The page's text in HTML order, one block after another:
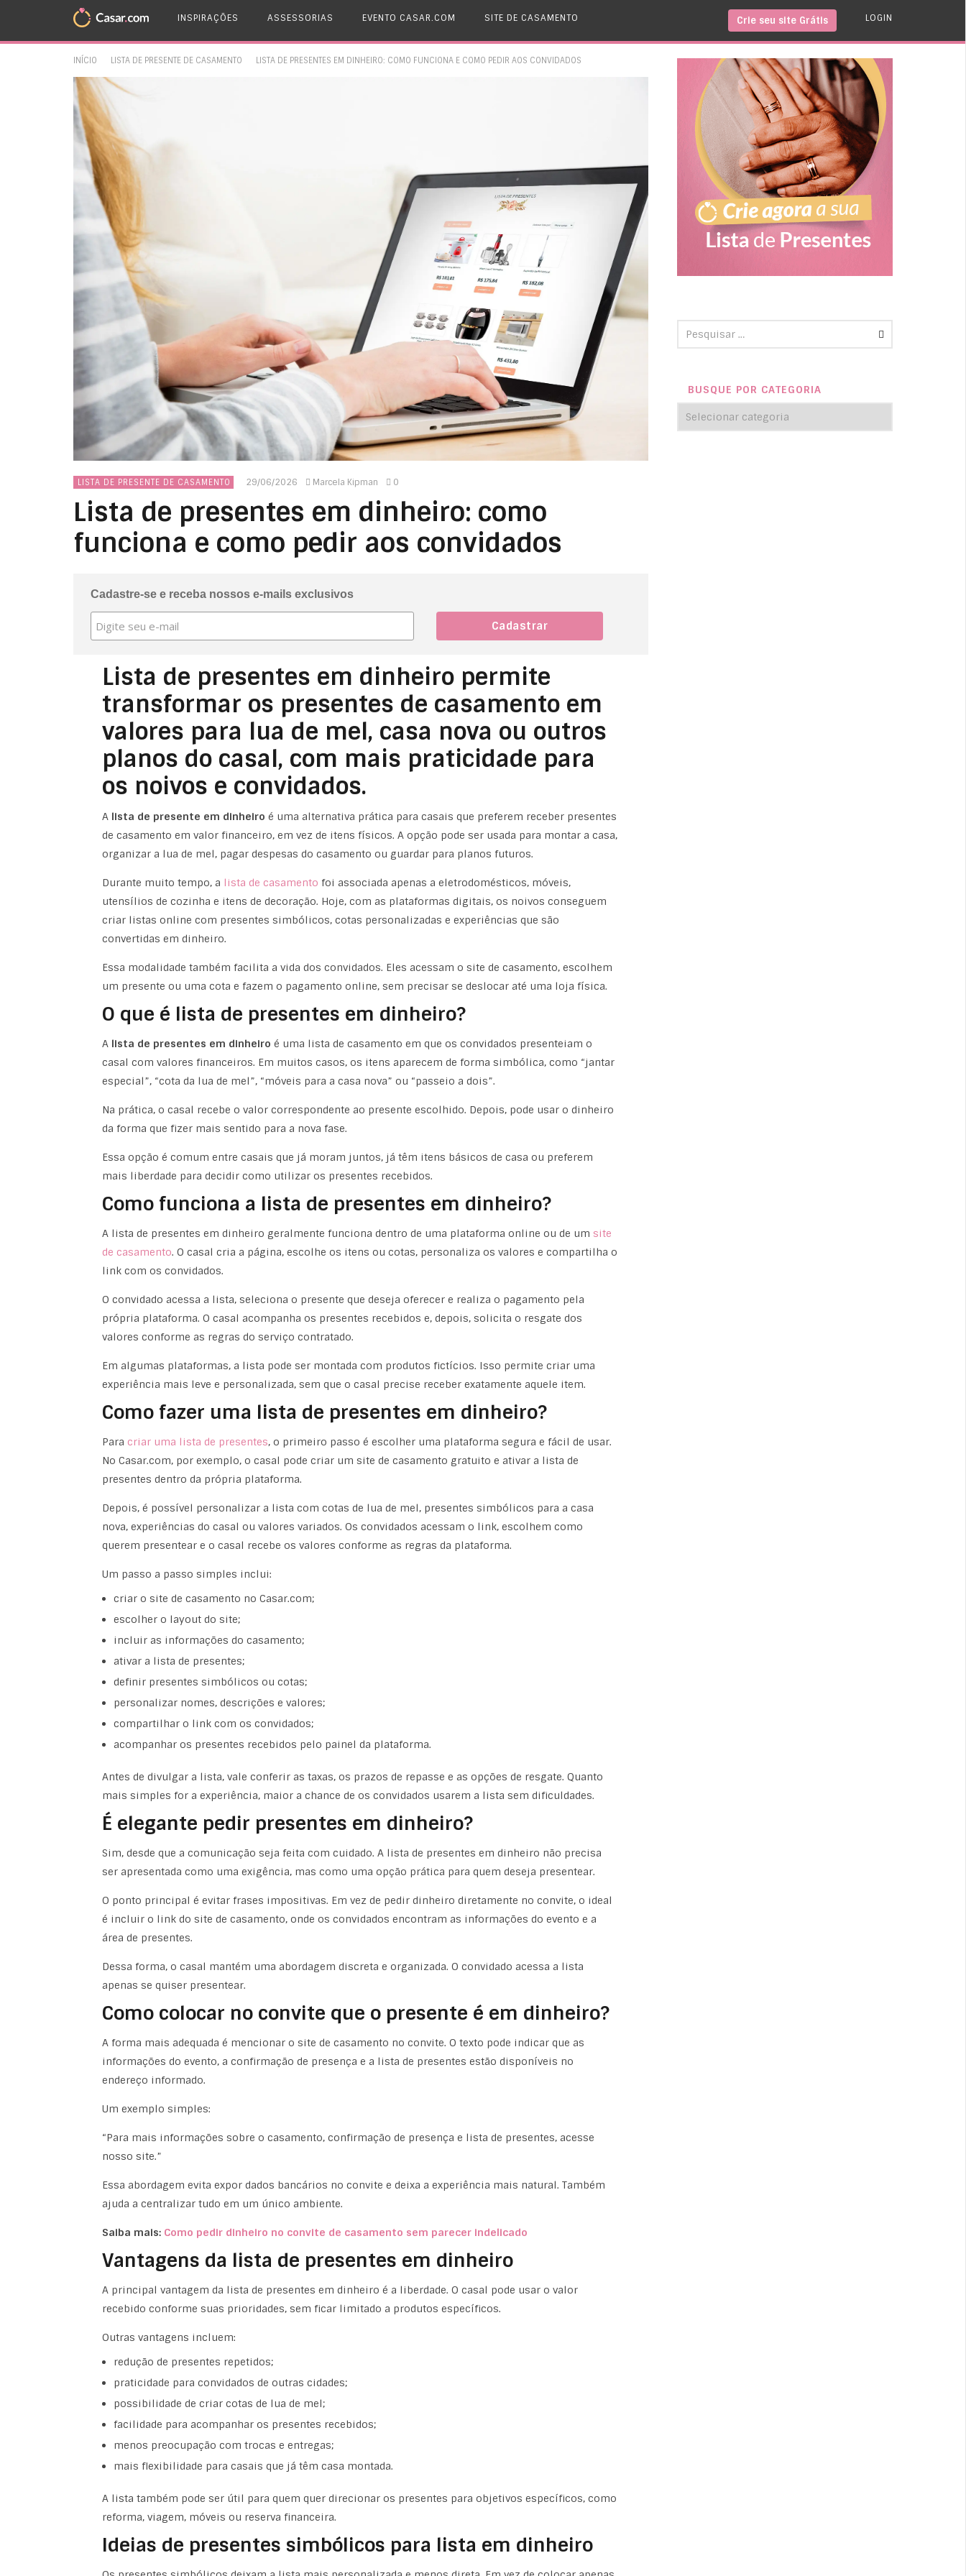
INSPIRAÇÕES ASSESSORIAS EVENTO CASAR.COM SITE DE CASAMENTO LOGIN
Crie seu site Grátis
INÍCIO LISTA DE PRESENTE DE CASAMENTO LISTA DE PRESENTES EM DINHEIRO: COMO FUNCIONA E COMO PEDIR AOS CONVIDADOS
LISTA DE PRESENTE DE CASAMENTO 29/06/2026 Marcela Kipman 0
Lista de presentes em dinheiro: como
funciona e como pedir aos convidados
Cadastre-se e receba nossos e-mails exclusivos
Lista de presentes em dinheiro permite
transformar os presentes de casamento em
valores para lua de mel, casa nova ou outros
planos do casal, com mais praticidade para
os noivos e convidados.
A lista de presente em dinheiro é uma alternativa prática para casais que preferem receber presentes
de casamento em valor financeiro, em vez de itens físicos. A opção pode ser usada para montar a casa,
organizar a lua de mel, pagar despesas do casamento ou guardar para planos futuros.
Durante muito tempo, a lista de casamento foi associada apenas a eletrodomésticos, móveis,
utensílios de cozinha e itens de decoração. Hoje, com as plataformas digitais, os noivos conseguem
criar listas online com presentes simbólicos, cotas personalizadas e experiências que são
convertidas em dinheiro.
Essa modalidade também facilita a vida dos convidados. Eles acessam o site de casamento, escolhem
um presente ou uma cota e fazem o pagamento online, sem precisar se deslocar até uma loja física.
O que é lista de presentes em dinheiro?
Alista de presentes em dinheiro é uma lista de casamento em que os convidados presenteiam o
casal com valores financeiros. Em muitos casos, os itens aparecem de forma simbólica, como “jantar
especial”, “cota da lua de mel”, “móveis para a casa nova” ou “passeio a dois”.
Na prática, o casal recebe o valor correspondente ao presente escolhido. Depois, pode usar o dinheiro
da forma que fizer mais sentido para a nova fase.
Essa opção é comum entre casais que já moram juntos, já têm itens básicos de casa ou preferem
mais liberdade para decidir como utilizar os presentes recebidos.
Como funciona a lista de presentes em dinheiro?
A lista de presentes em dinheiro geralmente funciona dentro de uma plataforma online ou de um site
de casamento. O casal cria a página, escolhe os itens ou cotas, personaliza os valores e compartilha o
link com os convidados.
O convidado acessa a lista, seleciona o presente que deseja oferecer e realiza o pagamento pela
própria plataforma. O casal acompanha os presentes recebidos e, depois, solicita o resgate dos
valores conforme as regras do serviço contratado.
Em algumas plataformas, a lista pode ser montada com produtos fictícios. Isso permite criar uma
experiência mais leve e personalizada, sem que o casal precise receber exatamente aquele item.
Como fazer uma lista de presentes em dinheiro?
Para criar uma lista de presentes, o primeiro passo é escolher uma plataforma segura e fácil de usar.
No Casar.com, por exemplo, o casal pode criar um site de casamento gratuito e ativar a lista de
presentes dentro da própria plataforma.
Depois, é possível personalizar a lista com cotas de lua de mel, presentes simbólicos para a casa
nova, experiências do casal ou valores variados. Os convidados acessam o link, escolhem como
querem presentear e o casal recebe os valores conforme as regras da plataforma.
Um passo a passo simples inclui:
criar o site de casamento no Casar.com;
escolher o layout do site;
incluir as informações do casamento;
ativar a lista de presentes;
definir presentes simbólicos ou cotas;
personalizar nomes, descrições e valores;
compartilhar o link com os convidados;
acompanhar os presentes recebidos pelo painel da plataforma.
Antes de divulgar a lista, vale conferir as taxas, os prazos de repasse e as opções de resgate. Quanto
mais simples for a experiência, maior a chance de os convidados usarem a lista sem dificuldades.
É elegante pedir presentes em dinheiro?
Sim, desde que a comunicação seja feita com cuidado. A lista de presentes em dinheiro não precisa
ser apresentada como uma exigência, mas como uma opção prática para quem deseja presentear.
O ponto principal é evitar frases impositivas. Em vez de pedir dinheiro diretamente no convite, o ideal
é incluir o link do site de casamento, onde os convidados encontram as informações do evento e a
área de presentes.
Dessa forma, o casal mantém uma abordagem discreta e organizada. O convidado acessa a lista
apenas se quiser presentear.
Como colocar no convite que o presente é em dinheiro?
A forma mais adequada é mencionar o site de casamento no convite. O texto pode indicar que as
informações do evento, a confirmação de presença e a lista de presentes estão disponíveis no
endereço informado.
Um exemplo simples:
“Para mais informações sobre o casamento, confirmação de presença e lista de presentes, acesse
nosso site.”
Essa abordagem evita expor dados bancários no convite e deixa a experiência mais natural. Também
ajuda a centralizar tudo em um único ambiente.
Saiba mais: Como pedir dinheiro no convite de casamento sem parecer indelicado
Vantagens da lista de presentes em dinheiro
A principal vantagem da lista de presentes em dinheiro é a liberdade. O casal pode usar o valor
recebido conforme suas prioridades, sem ficar limitado a produtos específicos.
Outras vantagens incluem:
redução de presentes repetidos;
praticidade para convidados de outras cidades;
possibilidade de criar cotas de lua de mel;
facilidade para acompanhar os presentes recebidos;
menos preocupação com trocas e entregas;
mais flexibilidade para casais que já têm casa montada.
A lista também pode ser útil para quem quer direcionar os presentes para objetivos específicos, como
reforma, viagem, móveis ou reserva financeira.
Ideias de presentes simbólicos para lista em dinheiro
BUSQUE POR CATEGORIA